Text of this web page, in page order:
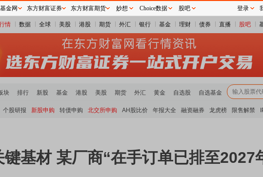
情 数据 全球 美股 港股 期货 外汇 银行 基金 理财 债券 直播 股吧
块 排行 新股 基金 港股 美股 期货 外汇 黄金 自选股 自选基金
个股研报 新股申购 转债申购 北交所申购 AH股比价 年报大全 融资融券 龙虎榜 限售解禁
基材 某厂商“在手订单已排至2027
金网 东方财富证券 东方财富期货 妙想 Choice数据 股吧 登录